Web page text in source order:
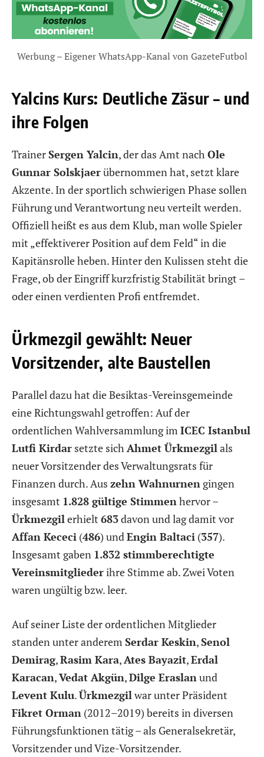
Werbung – Eigener WhatsApp-Kanal von GazeteFutbol
Yalcins Kurs: Deutliche Zäsur – und
ihre Folgen
TrainerSergen Yalcin, der das Amt nachOle
Gunnar Solskjaerübernommen hat, setzt klare
Akzente. In der sportlich schwierigen Phase sollen
Führung und Verantwortung neu verteilt werden.
Offiziell heißt es aus dem Klub, man wolle Spieler
mit „effektiverer Position auf dem Feld“ in die
Kapitänsrolle heben. Hinter den Kulissen steht die
Frage, ob der Eingriff kurzfristig Stabilität bringt –
oder einen verdienten Profi entfremdet.
Ürkmezgil gewählt: Neuer
Vorsitzender, alte Baustellen
Parallel dazu hat die Besiktas-Vereinsgemeinde
eine Richtungswahl getroffen: Auf der
ordentlichen Wahlversammlung im ICEC Istanbul
Lutfi Kirdar setzte sich Ahmet Ürkmezgil als
neuer Vorsitzender des Verwaltungsrats für
Finanzen durch. Aus zehn Wahnurnen gingen
insgesamt 1.828 gültige Stimmen hervor –
Ürkmezgil erhielt 683davon und lag damit vor
Affan Kececi (486) und Engin Baltaci (357).
Insgesamt gaben 1.832 stimmberechtigte
Vereinsmitgliederihre Stimme ab. Zwei Voten
waren ungültig bzw. leer.
Auf seiner Liste der ordentlichen Mitglieder
standen unter anderem Serdar Keskin,Senol
Demirag,Rasim Kara,Ates Bayazit,Erdal
Karacan,Vedat Akgün,Dilge Eraslan und
Levent Kulu.Ürkmezgil war unter Präsident
Fikret Orman (2012–2019) bereits in diversen
Führungsfunktionen tätig – als Generalsekretär,
Vorsitzender und Vize-Vorsitzender.